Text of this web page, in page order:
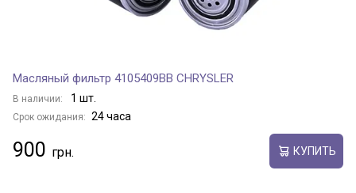
Масляный фильтр 4105409BB CHRYSLER
В наличии: 1 шт.
Срок ожидания: 24 часа
900 КУПИТЬ